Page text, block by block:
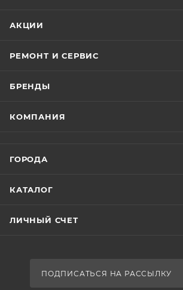
АКЦИИ
РЕМОНТ И СЕРВИС
БРЕНДЫ
КОМПАНИЯ
ГОРОДА
КАТАЛОГ
ЛИЧНЫЙ СЧЕТ
ПОДПИСАТЬСЯ НА РАССЫЛКУ